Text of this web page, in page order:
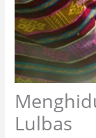
Lulbas